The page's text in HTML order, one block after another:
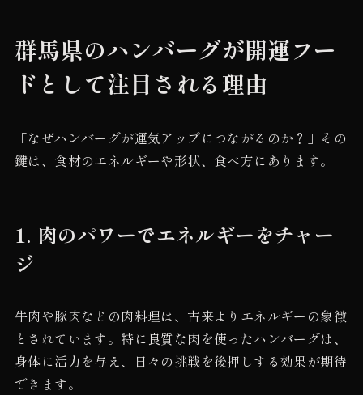
群馬県のハンバーグが開運フー
ドとして注目される理由
「なぜハンバーグが運気アップにつながるのか？」その
鍵は、食材のエネルギーや形状、食べ方にあります。
1. 肉のパワーでエネルギーをチャー
ジ
牛肉や豚肉などの肉料理は、古来よりエネルギーの象徴
とされています。特に良質な肉を使ったハンバーグは、
身体に活力を与え、日々の挑戦を後押しする効果が期待
できます。